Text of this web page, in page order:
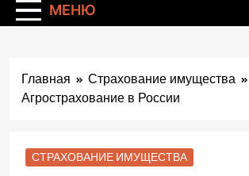
МЕНЮ
Главная
Страхование имущества
Агрострахование в России
СТРАХОВАНИЕ ИМУЩЕСТВА